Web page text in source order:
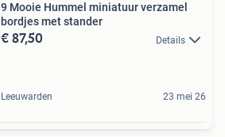
9 Mooie Hummel miniatuur verzamel
bordjes met stander
€ 87,50 Details
Leeuwarden 23 mei 26